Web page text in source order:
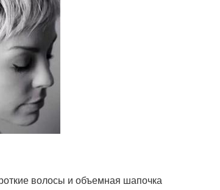
волосы и объемная шапочка